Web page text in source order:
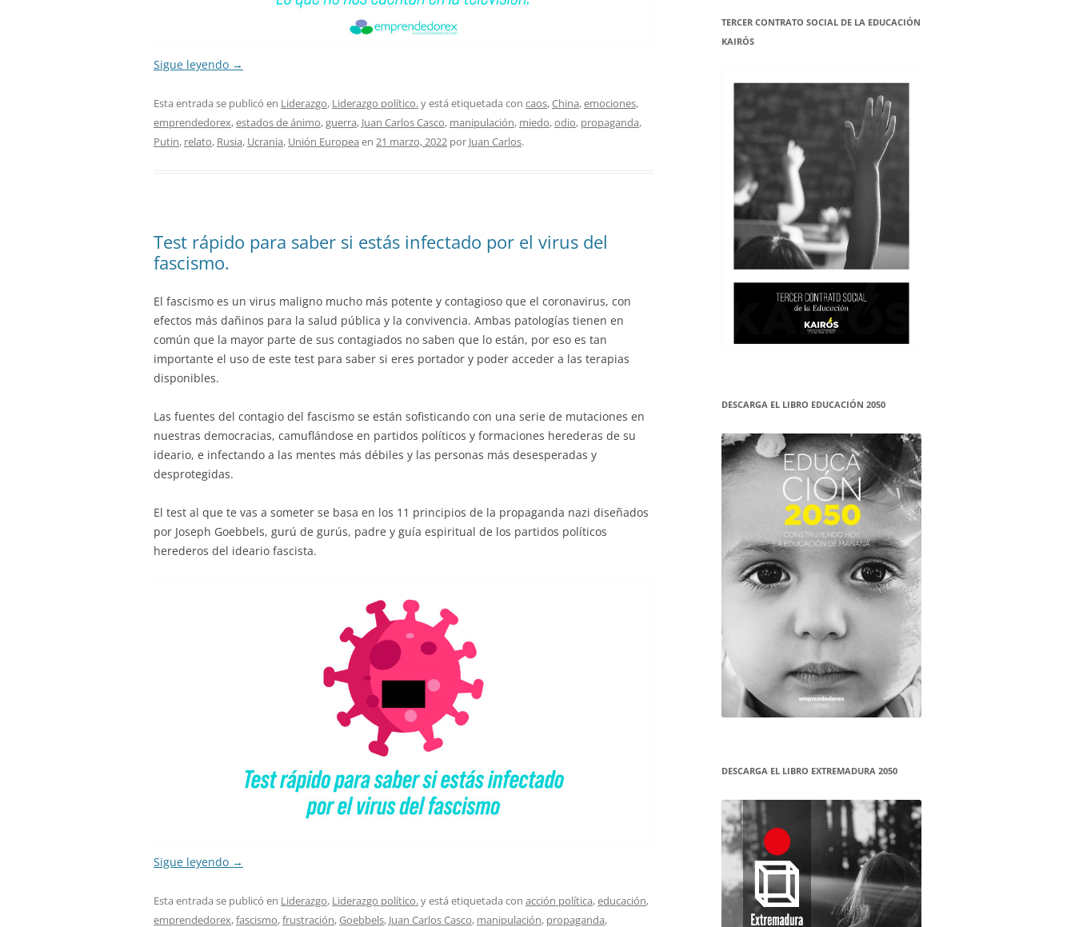
Sigue leyendo →
Esta entrada se publicó en Liderazgo, Liderazgo político.y está etiquetada con caos,China,emociones,
emprendedorex,estados de ánimo,guerra, Juan Carlos Casco, manipulación, miedo,odio, propaganda,
Putin, relato, Rusia, Ucrania, Unión Europea en 21 marzo, 2022 por Juan Carlos.
Test rápido para saber si estás infectado por el virus del
fascismo.
El fascismo es un virus maligno mucho más potente y contagioso que el coronavirus, con
efectos más dañinos para la salud pública y la convivencia. Ambas patologías tienen en
común que la mayor parte de sus contagiados no saben que lo están, por eso es tan
importante el uso de este test para saber si eres portador y poder acceder a las terapias
disponibles.
Las fuentes del contagio del fascismo se están sofisticando con una serie de mutaciones en
nuestras democracias, camuflándose en partidos políticos y formaciones herederas de su
ideario, e infectando a las mentes más débiles y las personas más desesperadas y
desprotegidas.
El test al que te vas a someter se basa en los 11 principios de la propaganda nazi diseñados
por Joseph Goebbels, gurú de gurús, padre y guía espiritual de los partidos políticos
herederos del ideario fascista.
Sigue leyendo →
Esta entrada se publicó en Liderazgo, Liderazgo político.y está etiquetada con acción política,educación,
emprendedorex,fascismo,frustración,Goebbels, Juan Carlos Casco, manipulación, propaganda,
TERCER CONTRATO SOCIAL DE LA EDUCACIÓN
KAIRÓS
DESCARGA EL LIBRO EDUCACIÓN 2050
DESCARGA EL LIBRO EXTREMADURA 2050